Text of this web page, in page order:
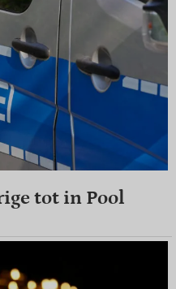
tot in Pool